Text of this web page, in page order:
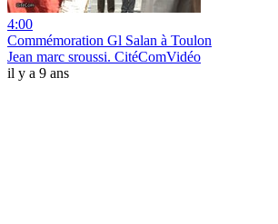
4:00
Commémoration Gl Salan à Toulon
Jean marc sroussi. CitéComVidéo
il y a 9 ans